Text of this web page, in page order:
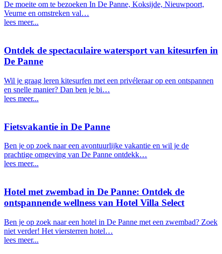
De moeite om te bezoeken In De Panne, Koksijde, Nieuwpoort,
Veurne en omstreken val…
lees meer...
Ontdek de spectaculaire watersport van kitesurfen in
De Panne
Wil je graag leren kitesurfen met een privéleraar op een ontspannen
en snelle manier? Dan ben je bi…
lees meer...
Fietsvakantie in De Panne
Ben je op zoek naar een avontuurlijke vakantie en wil je de
prachtige omgeving van De Panne ontdekk…
lees meer...
Hotel met zwembad in De Panne: Ontdek de
ontspannende wellness van Hotel Villa Select
Ben je op zoek naar een hotel in De Panne met een zwembad? Zoek
niet verder! Het viersterren hotel…
lees meer...